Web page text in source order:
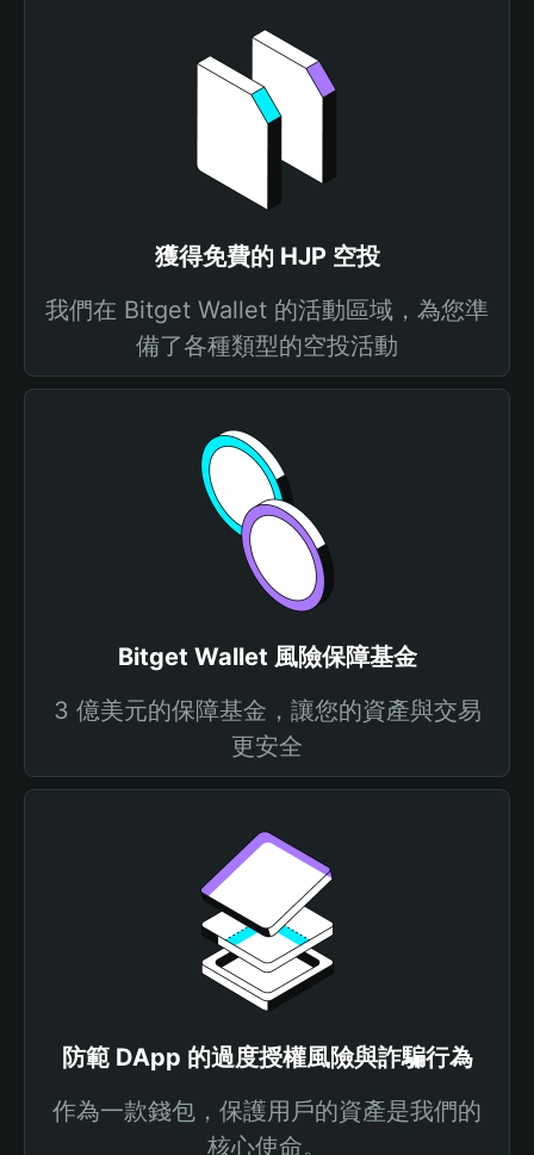
獲得免費的 HJP 空投
我們在 Bitget Wallet 的活動區域，為您準
備了各種類型的空投活動
Bitget Wallet 風險保障基金
3 億美元的保障基金，讓您的資產與交易
更安全
防範 DApp 的過度授權風險與詐騙行為
作為一款錢包，保護用戶的資產是我們的
核心使命。